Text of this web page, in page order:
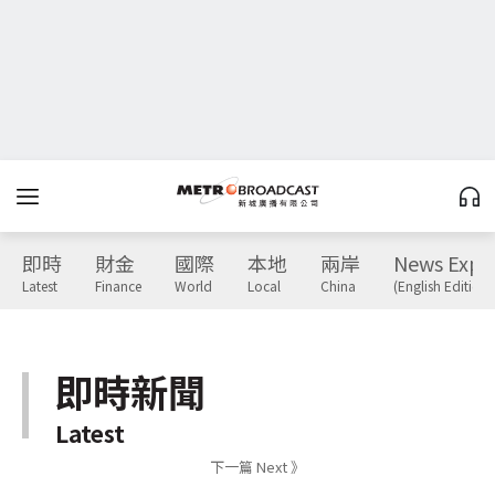
即時
Latest
財金
Finance
國際
World
本地
Local
兩岸
China
News
(English Edition)
即時新聞
Latest
下一篇 Next 》